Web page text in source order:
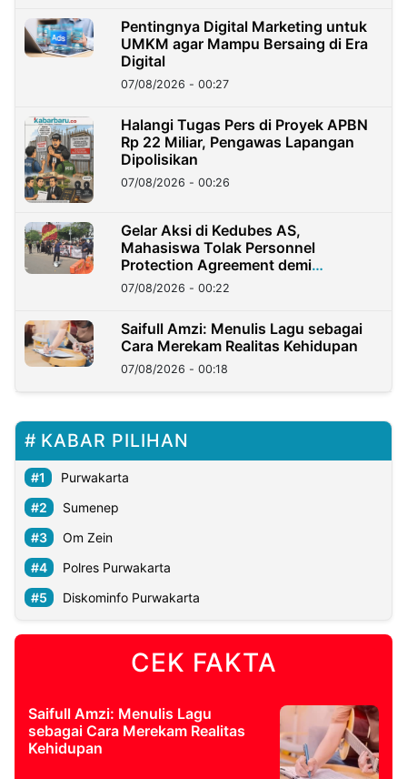
Pentingnya Digital Marketing untuk
UMKM agar Mampu Bersaing di Era
Digital
07/08/2026 - 00:27
Halangi Tugas Pers di Proyek APBN
Rp 22 Miliar, Pengawas Lapangan
Dipolisikan
07/08/2026 - 00:26
Gelar Aksi di Kedubes AS,
Mahasiswa Tolak Personnel
Protection Agreement demi
Kedaulatan Negara
07/08/2026 - 00:22
Saifull Amzi: Menulis Lagu sebagai
Cara Merekam Realitas Kehidupan
07/08/2026 - 00:18
KABAR PILIHAN
Purwakarta
Sumenep
Om Zein
Polres Purwakarta
Diskominfo Purwakarta
CEK FAKTA
Saifull Amzi: Menulis Lagu
sebagai Cara Merekam Realitas
Kehidupan